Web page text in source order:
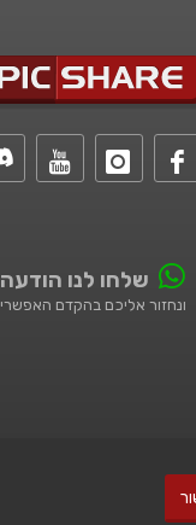
שלחו לנו הודעה
ונחזור אליכם בהקדם האפשרי